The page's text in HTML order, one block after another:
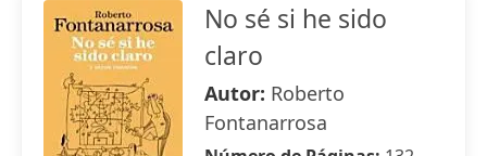
No sé si he sido
claro
Autor: Roberto
Fontanarrosa